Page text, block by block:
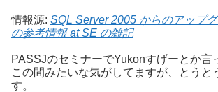
情報源: SQL Server 2005 からのアップ
の参考情報 at SE の雑記
PASSJのセミナーでYukonすげーとか言
この間みたいな気がしてますが、とうと
す。